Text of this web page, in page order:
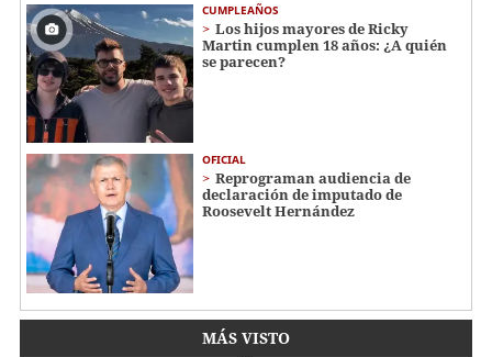
CUMPLEAÑOS
Los hijos mayores de Ricky
Martin cumplen 18 años: ¿A quién
se parecen?
OFICIAL
Reprograman audiencia de
declaración de imputado de
Roosevelt Hernández
MÁS VISTO